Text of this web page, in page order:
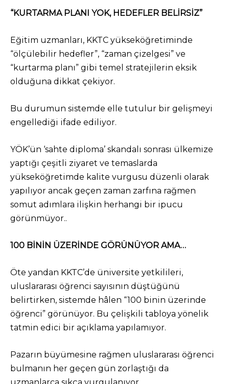
“KURTARMA PLANI YOK, HEDEFLER BELİRSİZ”
Eğitim uzmanları, KKTC yükseköğretiminde
“ölçülebilir hedefler”, “zaman çizelgesi” ve
“kurtarma planı” gibi temel stratejilerin eksik
olduğuna dikkat çekiyor.
Bu durumun sistemde elle tutulur bir gelişmeyi
engellediği ifade ediliyor.
YÖK’ün ‘sahte diploma’ skandalı sonrası ülkemize
yaptığı çeşitli ziyaret ve temaslarda
yükseköğretimde kalite vurgusu düzenli olarak
yapılıyor ancak geçen zaman zarfına rağmen
somut adımlara ilişkin herhangi bir ipucu
görünmüyor..
100 BİNİN ÜZERİNDE GÖRÜNÜYOR AMA…
Öte yandan KKTC’de üniversite yetkilileri,
uluslararası öğrenci sayısının düştüğünü
belirtirken, sistemde hâlen “100 binin üzerinde
öğrenci” görünüyor. Bu çelişkili tabloya yönelik
tatmin edici bir açıklama yapılamıyor.
Pazarın büyümesine rağmen uluslararası öğrenci
bulmanın her geçen gün zorlaştığı da